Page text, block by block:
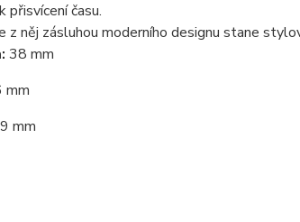
přisvícení času.
z něj zásluhou moderního designu stane
38 mm
mm
mm